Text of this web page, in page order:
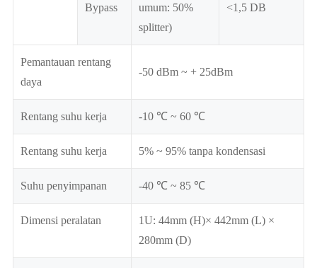
Bypass
umum: 50%
splitter)
<1,5 DB
Pemantauan rentang
daya
-50 dBm ~ + 25dBm
Rentang suhu kerja -10 ℃ ~ 60 ℃
Rentang suhu kerja 5% ~ 95% tanpa kondensasi
Suhu penyimpanan -40 ℃ ~ 85 ℃
Dimensi peralatan
1U: 44mm (H)× 442mm (L) ×
280mm (D)